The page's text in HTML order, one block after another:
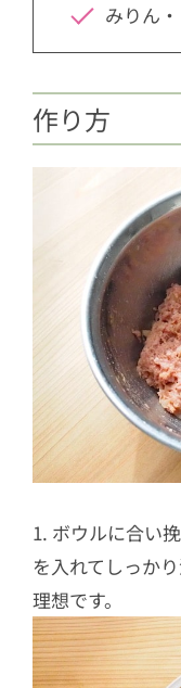
みりん
作り方
1. ボウルに合い
を入れてしっか
理想です。